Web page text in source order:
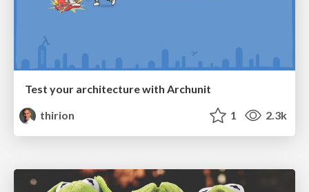
Test your architecture with Archunit
thirion
1 2.3k